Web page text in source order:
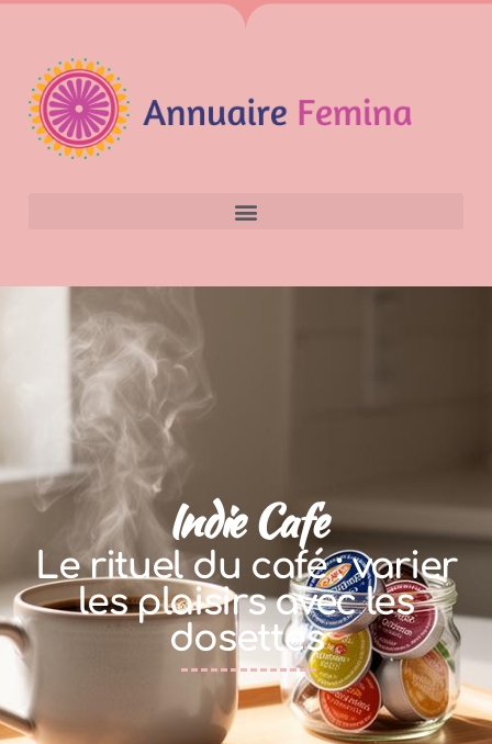
Indie Cafe
Le rituel du café : varier
les plaisirs avec les
dosettes